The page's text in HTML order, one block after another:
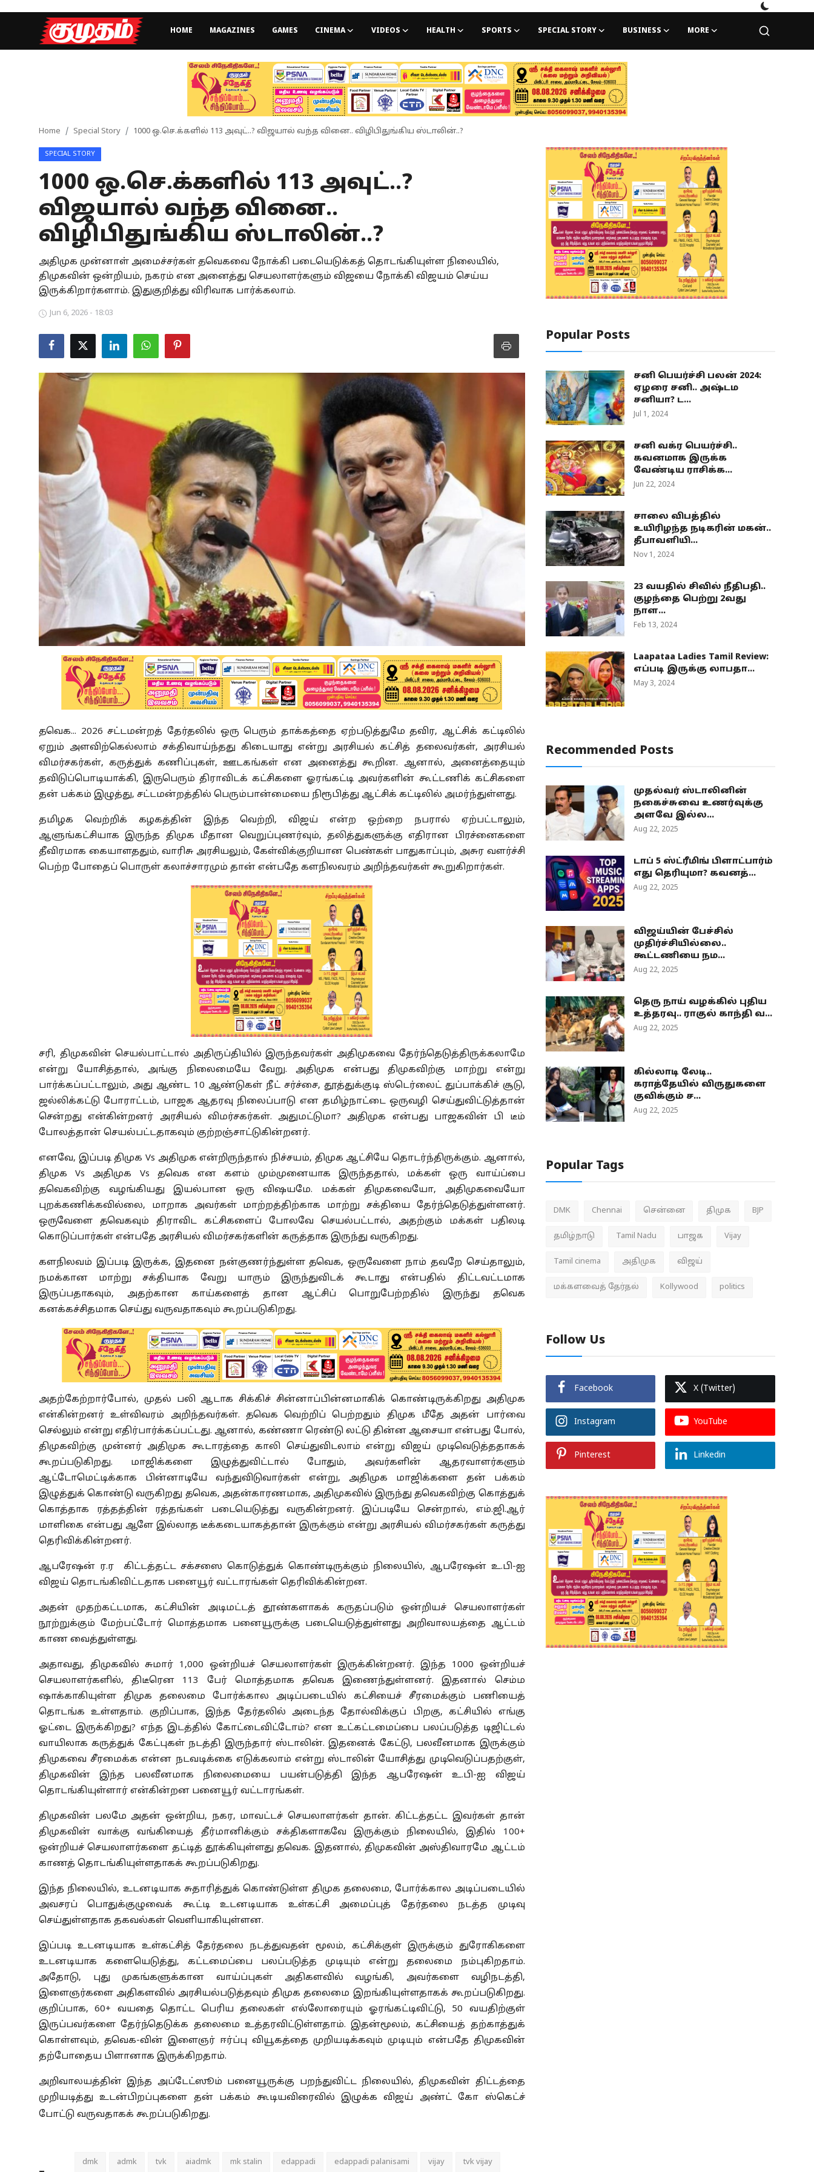
HOME MAGAZINES GAMES CINEMA VIDEOS HEALTH SPORTS SPECIAL STORY BUSINESS MORE
Games
Health
Special Story
Business
Tamilnadu
National
Spirituality
Weather
Politics
Home Special Story 1000 ஒ.செ.க்களில் 113 அவுட்..? விஜயால் வந்த வினை.. விழிபிதுங்கிய ஸ்டாலின்..?
SPECIAL STORY
1000 ஒ.செ.க்களில் 113 அவுட்..?
விஜயால் வந்த வினை..
விழிபிதுங்கிய ஸ்டாலின்..?
அதிமுக முன்னாள் அமைச்சர்கள் தவெகவை நோக்கி படையெடுக்கத் தொடங்கியுள்ள நிலையில்,
திமுகவின் ஒன்றியம், நகரம் என அனைத்து செயலாளர்களும் விஜயை நோக்கி விஜயம் செய்ய
இருக்கிறார்களாம். இதுகுறித்து விரிவாக பார்க்கலாம்.
Jun 6, 2026 - 18:03
தவெக... 2026 சட்டமன்றத் தேர்தலில் ஒரு பெரும் தாக்கத்தை ஏற்படுத்துமே தவிர, ஆட்சிக் கட்டிலில்
ஏறும் அளவிற்கெல்லாம் சக்திவாய்ந்தது கிடையாது என்று அரசியல் கட்சித் தலைவர்கள், அரசியல்
விமர்சகர்கள், கருத்துக் கணிப்புகள், ஊடகங்கள் என அனைத்து கூறின. ஆனால், அனைத்தையும்
தவிடுப்பொடியாக்கி, இருபெரும் திராவிடக் கட்சிகளை ஓரங்கட்டி அவர்களின் கூட்டணிக் கட்சிகளை
தன் பக்கம் இழுத்து, சட்டமன்றத்தில் பெரும்பான்மையை நிரூபித்து ஆட்சிக் கட்டிலில் அமர்ந்துள்ளது.
தமிழக வெற்றிக் கழகத்தின் இந்த வெற்றி, விஜய் என்ற ஒற்றை நபரால் ஏற்பட்டாலும்,
ஆளுங்கட்சியாக இருந்த திமுக மீதான வெறுப்புணர்வும், தலித்துகளுக்கு எதிரான பிரச்னைகளை
தீவிரமாக கையாளததும், வாரிசு அரசியலும், கேள்விக்குறியான பெண்கள் பாதுகாப்பும், அசுர வளர்ச்சி
பெற்ற போதைப் பொருள் கலாச்சாரமும் தான் என்பதே களநிலவரம் அறிந்தவர்கள் கூறுகிறார்கள்.
சரி, திமுகவின் செயல்பாட்டால் அதிருப்தியில் இருந்தவர்கள் அதிமுகவை தேர்ந்தெடுத்திருக்கலாமே
என்று யோசித்தால், அங்கு நிலைமையே வேறு. அதிமுக என்பது திமுகவிற்கு மாற்று என்று
பார்க்கப்பட்டாலும், அது ஆண்ட 10 ஆண்டுகள் நீட் சர்ச்சை, தூத்துக்குடி ஸ்டெர்லைட் துப்பாக்கிச் சூடு,
ஜல்லிக்கட்டு போராட்டம், பாஜக ஆதரவு நிலைப்பாடு என தமிழ்நாட்டை ஒருவழி செய்துவிட்டுத்தான்
சென்றது என்கின்றனர் அரசியல் விமர்சகர்கள். அதுமட்டுமா? அதிமுக என்பது பாஜகவின் பி டீம்
போலத்தான் செயல்பட்டதாகவும் குற்றஞ்சாட்டுகின்றனர்.
எனவே, இப்படி திமுக Vs அதிமுக என்றிருந்தால் நிச்சயம், திமுக ஆட்சியே தொடர்ந்திருக்கும். ஆனால்,
திமுக Vs அதிமுக Vs தவெக என களம் மும்முனையாக இருந்ததால், மக்கள் ஒரு வாய்ப்பை
தவெகவிற்கு வழங்கியது இயல்பான ஒரு விஷயமே. மக்கள் திமுகவையோ, அதிமுகவையோ
புறக்கணிக்கவில்லை, மாறாக அவர்கள் மாற்றத்திற்காக மாற்று சக்தியை தேர்ந்தெடுத்துள்ளனர்.
ஒருவேளை தவெகவும் திராவிட கட்சிகளைப் போலவே செயல்பட்டால், அதற்கும் மக்கள் பதிலடி
கொடுப்பார்கள் என்பதே அரசியல் விமர்சகர்களின் கருத்தாக இருந்து வருகிறது.
களநிலவம் இப்படி இருக்க, இதனை நன்குணர்ந்துள்ள தவெக, ஒருவேளை நாம் தவறே செய்தாலும்,
நமக்கான மாற்று சக்தியாக வேறு யாரும் இருந்துவிடக் கூடாது என்பதில் திட்டவட்டமாக
இருப்பதாகவும், அதற்கான காய்களைத் தான ஆட்சிப் பொறுபேற்றதில் இருந்து தவெக
கனக்கச்சிதமாக செய்து வருவதாகவும் கூறப்படுகிறது.
அதற்கேற்றார்போல், முதல் பலி ஆடாக சிக்கிச் சின்னாப்பின்னமாகிக் கொண்டிருக்கிறது அதிமுக
என்கின்றனர் உள்விவரம் அறிந்தவர்கள். தவெக வெற்றிப் பெற்றதும் திமுக மீதே அதன் பார்வை
செல்லும் என்று எதிர்பார்க்கப்பட்டது. ஆனால், கண்ணா ரெண்டு லட்டு தின்ன ஆசையா என்பது போல்,
திமுகவிற்கு முன்னர் அதிமுக கூடாரத்தை காலி செய்துவிடலாம் என்று விஜய் முடிவெடுத்ததாகக்
கூறப்படுகிறது. மாஜிக்களை இழுத்துவிட்டால் போதும், அவர்களின் ஆதரவாளர்களும்
ஆட்டோமெட்டிக்காக பின்னாடியே வந்துவிடுவார்கள் என்று, அதிமுக மாஜிக்களை தன் பக்கம்
இழுத்துக் கொண்டு வருகிறது தவெக, அதன்காரணமாக, அதிமுகவில் இருந்து தவெகவிற்கு கொத்துக்
கொத்தாக ரத்தத்தின் ரத்தங்கள் படையெடுத்து வருகின்றனர். இப்படியே சென்றால், எம்.ஜி.ஆர்
மாளிகை என்பது ஆளே இல்லாத டீக்கடையாகத்தான் இருக்கும் என்று அரசியல் விமர்சகர்கள் கருத்து
தெரிவிக்கின்றனர்.
ஆபரேஷன் ர.ர கிட்டத்தட்ட சக்சஸை கொடுத்துக் கொண்டிருக்கும் நிலையில், ஆபரேஷன் உ.பி-ஐ
விஜய் தொடங்கிவிட்டதாக பனையூர் வட்டாரங்கள் தெரிவிக்கின்றன.
அதன் முதற்கட்டமாக,கட்சியின் அடிமட்டத் தூண்களாகக் கருதப்படும் ஒன்றியச் செயலாளர்கள்
நூற்றுக்கும் மேற்பட்டோர் மொத்தமாக பனையூருக்கு படையெடுத்துள்ளது அறிவாலயத்தை ஆட்டம்
காண வைத்துள்ளது.
அதாவது, திமுகவில் சுமார் 1,000 ஒன்றியச் செயலாளர்கள் இருக்கின்றனர். இந்த 1000 ஒன்றியச்
செயலாளர்களில், திடீரென 113 பேர் மொத்தமாக தவெக இணைந்துள்ளனர். இதனால் செம்ம
ஷாக்காகியுள்ள திமுக தலைமை போர்க்கால அடிப்படையில் கட்சியைச் சீரமைக்கும் பணியைத்
தொடங்க உள்ளதாம். குறிப்பாக, இந்த தேர்தலில் அடைந்த தோல்விக்குப் பிறகு, கட்சியில் எங்கு
ஓட்டை இருக்கிறது? எந்த இடத்தில் கோட்டைவிட்டோம்? என உட்கட்டமைப்பை பலப்படுத்த டிஜிட்டல்
வாயிலாக கருத்துக் கேட்புகள் நடத்தி இருந்தார் ஸ்டாலின். இதனைக் கேட்டு, பலவீனமாக இருக்கும்
திமுகவை சீரமைக்க என்ன நடவடிக்கை எடுக்கலாம் என்று ஸ்டாலின் யோசித்து முடிவெடுப்பதற்குள்,
திமுகவின் இந்த பலவீனமாக நிலைமையை பயன்படுத்தி இந்த ஆபரேஷன் உ.பி-ஐ விஜய்
தொடங்கியுள்ளார் என்கின்றன பனையூர் வட்டாரங்கள்.
திமுகவின் பலமே அதன் ஒன்றிய, நகர, மாவட்டச் செயலாளர்கள் தான். கிட்டத்தட்ட இவர்கள் தான்
திமுகவின் வாக்கு வங்கியைத் தீர்மானிக்கும் சக்திகளாகவே இருக்கும் நிலையில், இதில் 100+
ஒன்றியச் செயலாளர்களை தட்டித் தூக்கியுள்ளது தவெக. இதனால், திமுகவின் அஸ்திவாரமே ஆட்டம்
காணத் தொடங்கியுள்ளதாகக் கூறப்படுகிறது.
இந்த நிலையில், உடனடியாக சுதாரித்துக் கொண்டுள்ள திமுக தலைமை, போர்க்கால அடிப்படையில்
அவசரப் பொதுக்குழுவைக் கூட்டி உடனடியாக உள்கட்சி அமைப்புத் தேர்தலை நடத்த முடிவு
செய்துள்ளதாக தகவல்கள் வெளியாகியுள்ளன.
இப்படி உடனடியாக உள்கட்சித் தேர்தலை நடத்துவதன் மூலம், கட்சிக்குள் இருக்கும் துரோகிகளை
உடனடியாக களையெடுத்து, கட்டமைப்பை பலப்படுத்த முடியும் என்று தலைமை நம்புகிறதாம்.
அதோடு, புது முகங்களுக்கான வாய்ப்புகள் அதிகளவில் வழங்கி, அவர்களை வழிநடத்தி,
இளைஞர்களை அதிகளவில் அரசியல்படுத்தவும் திமுக தலைமை இறங்கியுள்ளதாகக் கூறப்படுகிறது.
குறிப்பாக, 60+ வயதை தொட்ட பெரிய தலைகள் எல்லோரையும் ஓரங்கட்டிவிட்டு, 50 வயதிற்குள்
இருப்பவர்களை தேர்ந்தெடுக்க தலைமை உத்தரவிட்டுள்ளதாம். இதன்மூலம்,கட்சியைத் தற்காத்துக்
கொள்ளவும், தவெக-வின் இளைஞர் ஈர்ப்பு வியூகத்தை முறியடிக்கவும் முடியும் என்பதே திமுகவின்
தற்போதைய பிளானாக இருக்கிறதாம்.
அறிவாலயத்தின் இந்த அப்டேட்ஸூம் பனையூருக்கு பறந்துவிட்ட நிலையில், திமுகவின் திட்டத்தை
முறியடித்து உடன்பிறப்புகளை தன் பக்கம் கூடியவிரைவில் இழுக்க விஜய் அண்ட் கோ ஸ்கெட்ச்
போட்டு வருவதாகக் கூறப்படுகிறது.
dmk admk tvk aiadmk mk stalin edappadi edappadi palanisami vijay tvk vijay
Popular Posts
சனி பெயர்ச்சி பலன் 2024:
ஏழரை சனி.. அஷ்டம
சனியா? ட...
Jul 1, 2024
சனி வக்ர பெயர்ச்சி..
கவனமாக இருக்க
வேண்டிய ராசிக்க...
Jun 22, 2024
சாலை விபத்தில்
உயிரிழந்த நடிகரின் மகன்..
தீபாவளியி...
Nov 1, 2024
23 வயதில் சிவில் நீதிபதி..
குழந்தை பெற்று 2வது
நாள...
Feb 13, 2024
Laapataa Ladies Tamil Review:
எப்படி இருக்கு லாபதா...
May 3, 2024
Recommended Posts
முதல்வர் ஸ்டாலினின்
நகைச்சுவை உணர்வுக்கு
அளவே இல்ல...
Aug 22, 2025
டாப் 5 ஸ்ட்ரீமிங் பிளாட்பார்ம்
எது தெரியுமா? கவனத்...
Aug 22, 2025
விஜய்யின் பேச்சில்
முதிர்ச்சியில்லை..
கூட்டணியை நம...
Aug 22, 2025
தெரு நாய் வழக்கில் புதிய
உத்தரவு.. ராகுல் காந்தி வ...
Aug 22, 2025
கில்லாடி லேடி..
கராத்தேயில் விருதுகளை
குவிக்கும் ச...
Aug 22, 2025
Popular Tags
DMK Chennai சென்னை திமுக BJP
தமிழ்நாடு Tamil Nadu பாஜக Vijay
Tamil cinema அதிமுக விஜய்
மக்களவைத் தேர்தல் Kollywood politics
Follow Us
Facebook X (Twitter)
Instagram YouTube
Pinterest Linkedin